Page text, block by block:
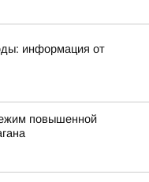
информация от
повышенной